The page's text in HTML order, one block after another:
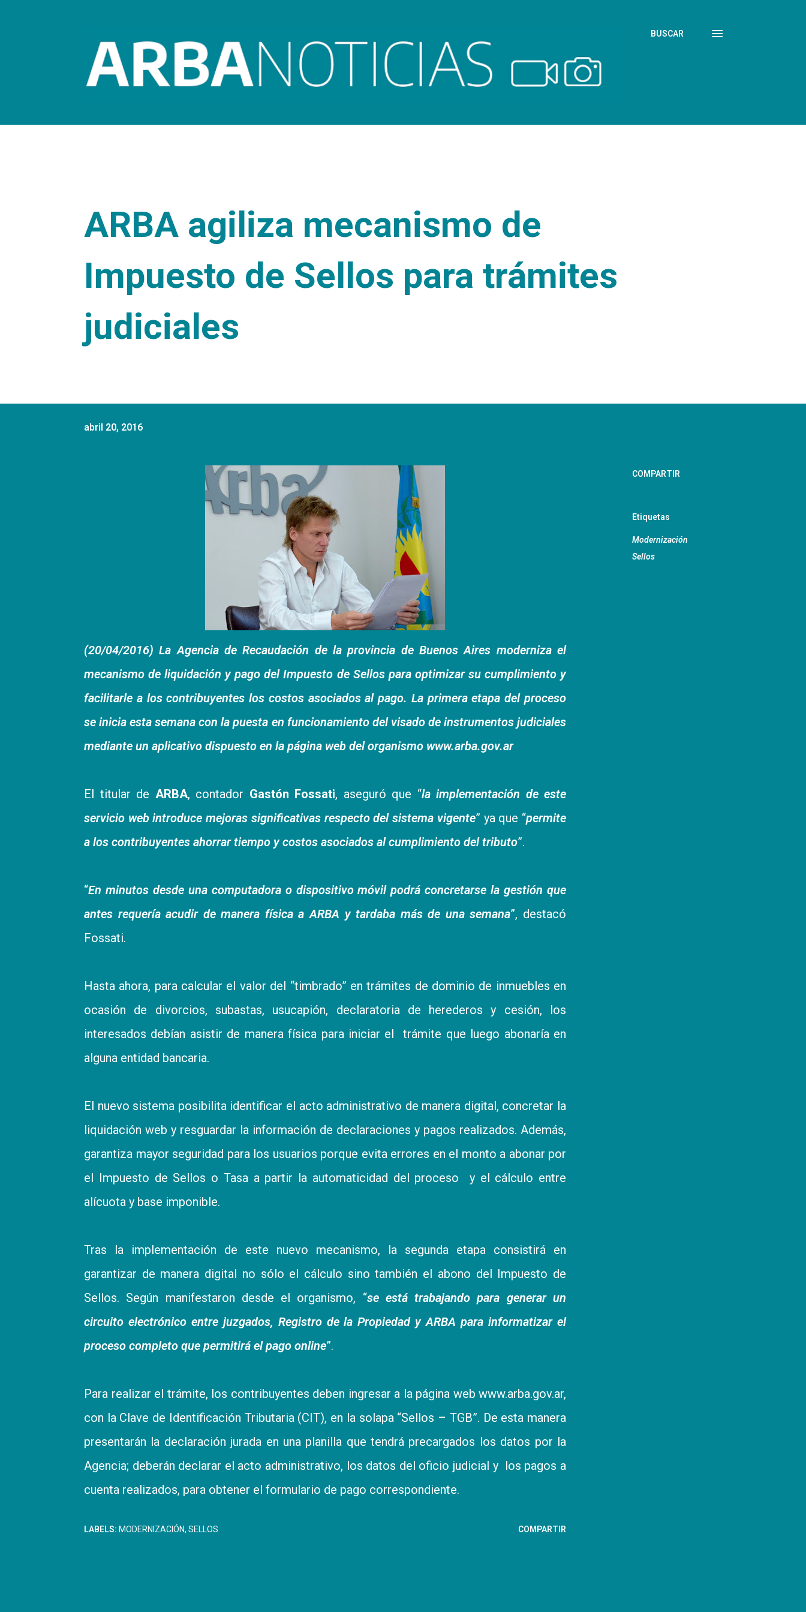
BUSCAR
ARBA agiliza mecanismo de
Impuesto de Sellos para trámites
judiciales
abril 20, 2016
(20/04/2016) La Agencia de Recaudación de la provincia de Buenos Aires moderniza el
mecanismo de liquidación y pago del Impuesto de Sellos para optimizar su cumplimiento y
facilitarle a los contribuyentes los costos asociados al pago. La primera etapa del proceso
se inicia esta semana con la puesta en funcionamiento del visado de instrumentos judiciales
mediante un aplicativo dispuesto en la página web del organismo www.arba.gov.ar
El titular de ARBA, contador Gastón Fossati, aseguró que “la implementación de este
servicio web introduce mejoras significativas respecto del sistema vigente” ya que “permite
a los contribuyentes ahorrar tiempo y costos asociados al cumplimiento del tributo”.
“En minutos desde una computadora o dispositivo móvil podrá concretarse la gestión que
antes requería acudir de manera física a ARBA y tardaba más de una semana”, destacó
Fossati.
Hasta ahora, para calcular el valor del “timbrado” en trámites de dominio de inmuebles en
ocasión de divorcios, subastas, usucapión, declaratoria de herederos y cesión, los
interesados debían asistir de manera física para iniciar el trámite que luego abonaría en
alguna entidad bancaria.
El nuevo sistema posibilita identificar el acto administrativo de manera digital, concretar la
liquidación web y resguardar la información de declaraciones y pagos realizados. Además,
garantiza mayor seguridad para los usuarios porque evita errores en el monto a abonar por
el Impuesto de Sellos o Tasa a partir la automaticidad del proceso y el cálculo entre
alícuota y base imponible.
Tras la implementación de este nuevo mecanismo, la segunda etapa consistirá en
garantizar de manera digital no sólo el cálculo sino también el abono del Impuesto de
Sellos. Según manifestaron desde el organismo, “se está trabajando para generar un
circuito electrónico entre juzgados, Registro de la Propiedad y ARBA para informatizar el
proceso completo que permitirá el pago online”.
Para realizar el trámite, los contribuyentes deben ingresar a la página web www.arba.gov.ar,
con la Clave de Identificación Tributaria (CIT), en la solapa “Sellos – TGB”. De esta manera
presentarán la declaración jurada en una planilla que tendrá precargados los datos por la
Agencia; deberán declarar el acto administrativo, los datos del oficio judicial y los pagos a
cuenta realizados, para obtener el formulario de pago correspondiente.
COMPARTIR
Etiquetas
Modernización
Sellos
LABELS: MODERNIZACIÓN SELLOS COMPARTIR